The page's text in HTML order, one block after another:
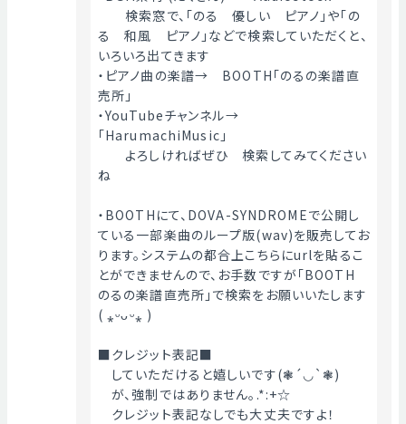
検索窓で、「のる　優しい　ピアノ」や「の
る　和風　ピアノ」などで検索していただくと、
いろいろ出てきます
・ピアノ曲の楽譜→　BOOTH「のるの楽譜直
売所」
・YouTubeチャンネル→
「HarumachiMusic」
よろしければぜひ　検索してみてください
ね
・BOOTHにて、DOVA-SYNDROMEで公開し
ている一部楽曲のループ版(wav)を販売してお
ります。システムの都合上こちらにurlを貼るこ
とができませんので、お手数ですが「BOOTH
のるの楽譜直売所」で検索をお願いいたします
( ⁎ᵕᴗᵕ⁎ )
■クレジット表記■
していただけると嬉しいです(❃´◡`❃)
が、強制ではありません｡.*:+☆
クレジット表記なしでも大丈夫ですよ！